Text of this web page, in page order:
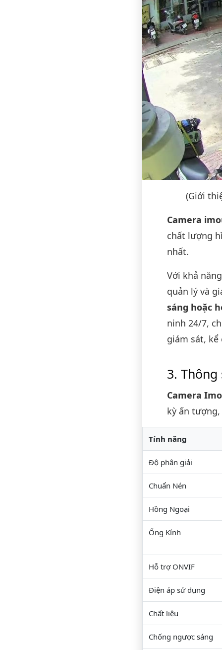
(Giới
Camera
chất lượng
nhất.
Với khả
quản lý và
sáng hoặc
ninh 24/7,
giám sát, kể
Thông
Camera
kỳ ấn
Tính năng
Độ phân giải
Chuẩn Nén
Hồng Ngoại
Ống Kính
Hỗ trợ ONVIF
Điện áp sử dụng
Chất liệu
Chống ngược sáng